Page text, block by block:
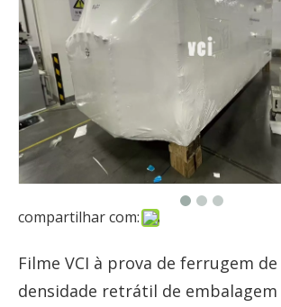
compartilhar com:
Filme VCI à prova de ferrugem
densidade retrátil de embalagem